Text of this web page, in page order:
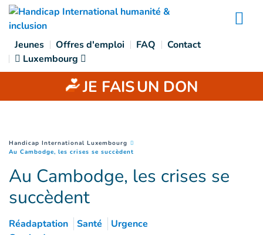
Accès direct au contenu
Jeunes Offres d'emploi FAQ
Contact
Luxembourg
JE FAISUN DON
You are here :
Handicap International Luxembourg
Au Cambodge, les crises se succèdent
Au Cambodge, les crises se
succèdent
Réadaptation Santé
Urgence